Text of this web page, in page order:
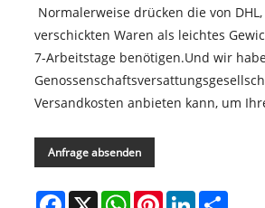
Normalerweise drücken die von DHL,
verschickten Waren als leichtes
7-Arbeitstage benötigen.Und wir
Versandkosten anbieten kann, um
Anfrage absenden
Facebook
X WhatsAppPinterestLinkedInShare